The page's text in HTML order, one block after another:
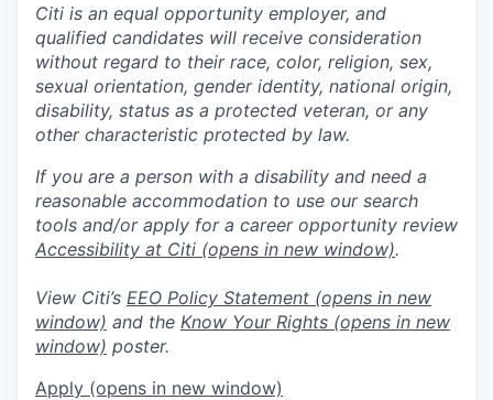
Citi is an equal opportunity employer, and
qualified candidates will receive consideration
without regard to their race, color, religion, sex,
sexual orientation, gender identity, national origin,
disability, status as a protected veteran, or any
other characteristic protected by law.
If you are a person with a disability and need a
reasonable accommodation to use our search
tools and/or apply for a career opportunity review
Accessibility at Citi (opens in new window).
View Citi’s EEO Policy Statement (opens in new
window) and the Know Your Rights (opens in new
window) poster.
Apply (opens in new window)